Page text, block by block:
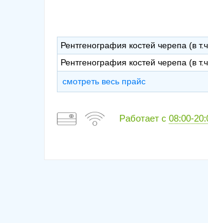
Рентгенография костей черепа (в
Рентгенография костей черепа (в
смотреть весь прайс
Работает с 08:00-